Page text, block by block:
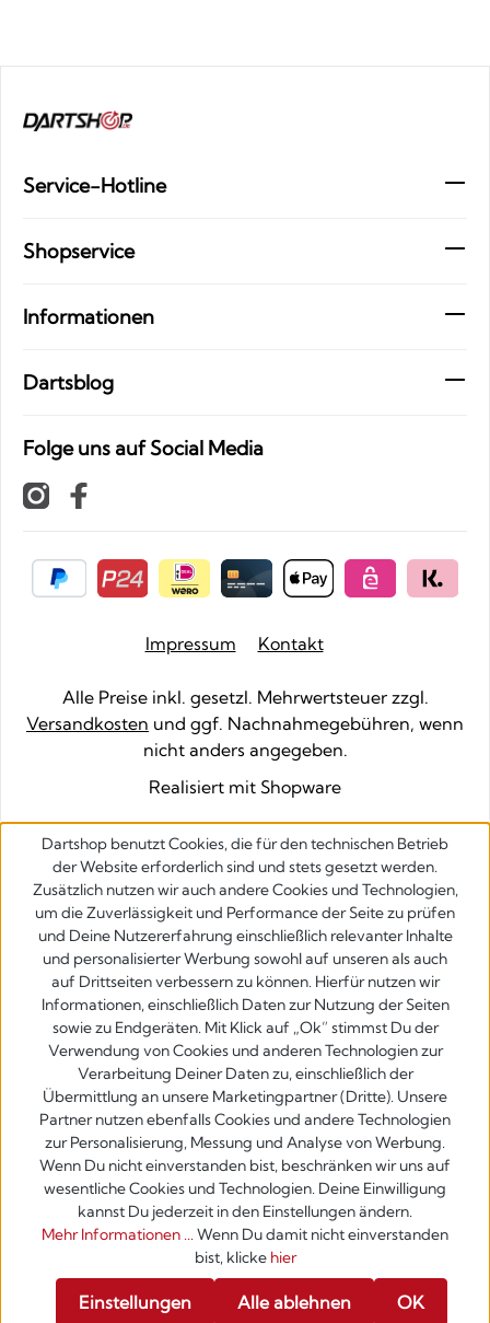
Service-Hotline
Shopservice
Informationen
Dartsblog
Folge uns auf Social Media
Impressum Kontakt
Alle Preise inkl. gesetzl. Mehrwertsteuer zzgl.
Versandkosten und ggf. Nachnahmegebühren, wenn
nicht anders angegeben.
Realisiert mit Shopware
Werkzeugleiste anzeigen
Dartshop benutzt Cookies, die für den technischen Betrieb
der Website erforderlich sind und stets gesetzt werden.
Zusätzlich nutzen wir auch andere Cookies und Technologien,
um die Zuverlässigkeit und Performance der Seite zu prüfen
und Deine Nutzererfahrung einschließlich relevanter Inhalte
und personalisierter Werbung sowohl auf unseren als auch
auf Drittseiten verbessern zu können. Hierfür nutzen wir
Informationen, einschließlich Daten zur Nutzung der Seiten
sowie zu Endgeräten. Mit Klick auf „Ok” stimmst Du der
Verwendung von Cookies und anderen Technologien zur
Verarbeitung Deiner Daten zu, einschließlich der
Übermittlung an unsere Marketingpartner (Dritte). Unsere
Partner nutzen ebenfalls Cookies und andere Technologien
zur Personalisierung, Messung und Analyse von Werbung.
Wenn Du nicht einverstanden bist, beschränken wir uns auf
wesentliche Cookies und Technologien. Deine Einwilligung
kannst Du jederzeit in den Einstellungen ändern.
Mehr Informationen ...Wenn Du damit nicht einverstanden
bist, klicke hier
Alle ablehnen
Einstellungen OK